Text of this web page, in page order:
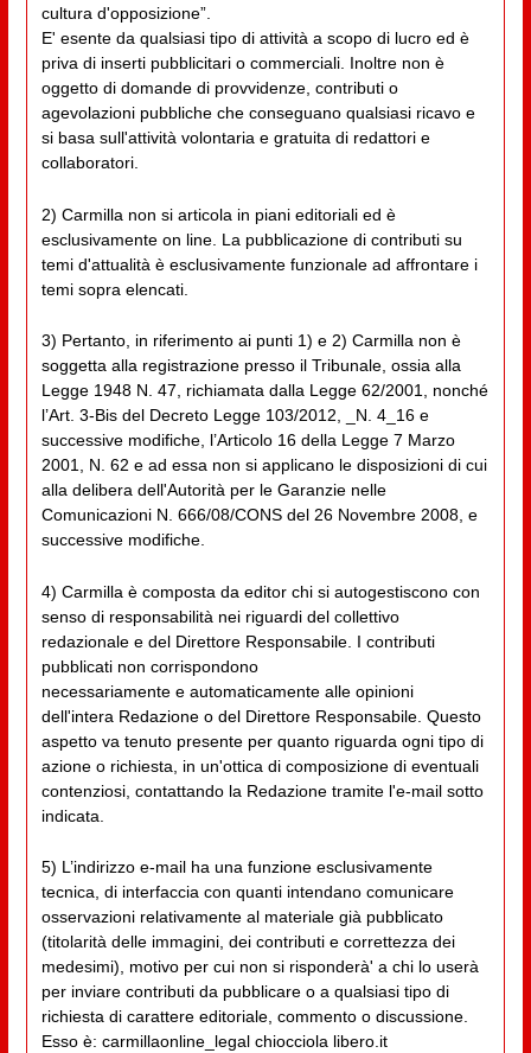
cultura d'opposizione”.
E' esente da qualsiasi tipo di attività a scopo di lucro ed è
priva di inserti pubblicitari o commerciali. Inoltre non è
oggetto di domande di provvidenze, contributi o
agevolazioni pubbliche che conseguano qualsiasi ricavo e
si basa sull'attività volontaria e gratuita di redattori e
collaboratori.
2) Carmilla non si articola in piani editoriali ed è
esclusivamente on line. La pubblicazione di contributi su
temi d'attualità è esclusivamente funzionale ad affrontare i
temi sopra elencati.
3) Pertanto, in riferimento ai punti 1) e 2) Carmilla non è
soggetta alla registrazione presso il Tribunale, ossia alla
Legge 1948 N. 47, richiamata dalla Legge 62/2001, nonché
l’Art. 3-Bis del Decreto Legge 103/2012, _N. 4_16 e
successive modifiche, l’Articolo 16 della Legge 7 Marzo
2001, N. 62 e ad essa non si applicano le disposizioni di cui
alla delibera dell'Autorità per le Garanzie nelle
Comunicazioni N. 666/08/CONS del 26 Novembre 2008, e
successive modifiche.
4) Carmilla è composta da editor chi si autogestiscono con
senso di responsabilità nei riguardi del collettivo
redazionale e del Direttore Responsabile. I contributi
pubblicati non corrispondono
necessariamente e automaticamente alle opinioni
dell'intera Redazione o del Direttore Responsabile. Questo
aspetto va tenuto presente per quanto riguarda ogni tipo di
azione o richiesta, in un'ottica di composizione di eventuali
contenziosi, contattando la Redazione tramite l'e-mail sotto
indicata.
5) L’indirizzo e-mail ha una funzione esclusivamente
tecnica, di interfaccia con quanti intendano comunicare
osservazioni relativamente al materiale già pubblicato
(titolarità delle immagini, dei contributi e correttezza dei
medesimi), motivo per cui non si risponderà' a chi lo userà
per inviare contributi da pubblicare o a qualsiasi tipo di
richiesta di carattere editoriale, commento o discussione.
Esso è: carmillaonline_legal chiocciola libero.it